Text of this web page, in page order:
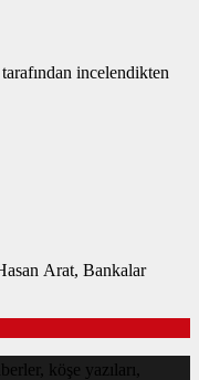
incelendikten
Arat, Bankalar
köşe yazıları,